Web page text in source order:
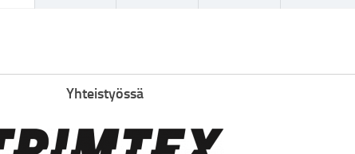
Yhteistyössä